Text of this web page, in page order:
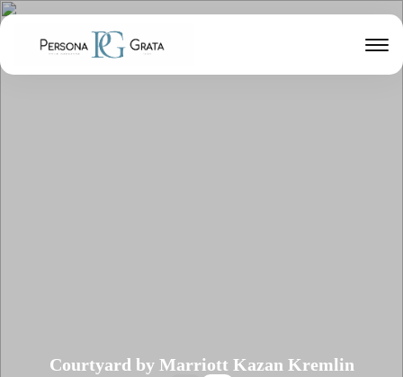
Courtyard by Marriott Kazan Kremlin